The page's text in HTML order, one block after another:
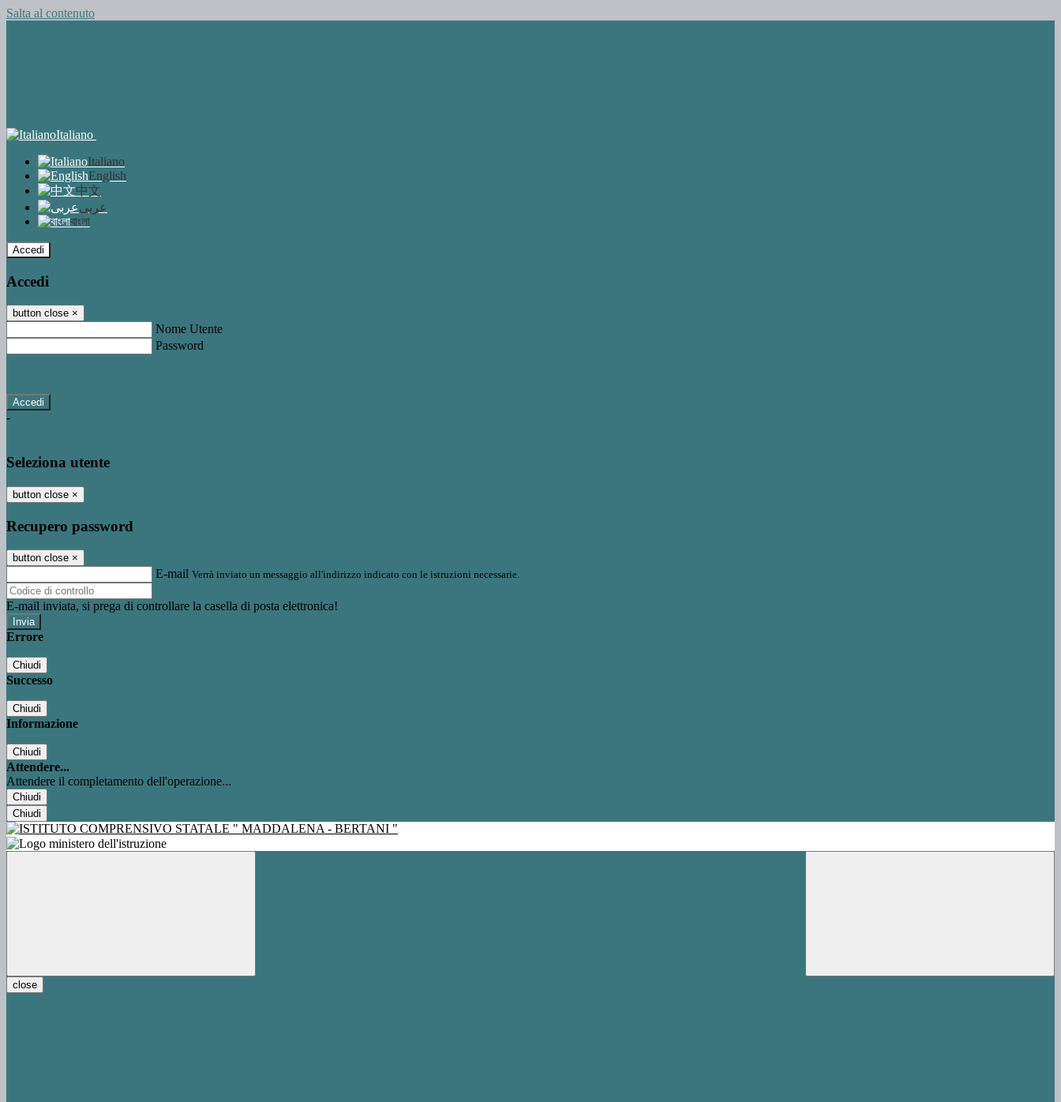
Salta al contenuto
Italiano
Italiano
English
中文
عربى
বাংলা
Accedi
Accedi
button close ×
Nome Utente
Password
-
Seleziona utente
button close ×
Recupero password
button close ×
E-mail Verrà inviato un messaggio all'indirizzo indicato con le istruzioni necessarie.
E-mail inviata, si prega di controllare la casella di posta elettronica!
Errore
Chiudi
Successo
Chiudi
Informazione
Chiudi
Attendere...
Attendere il completamento dell'operazione...
Chiudi
Chiudi
close